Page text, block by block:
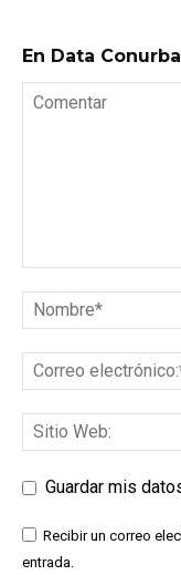
En Data
Guardar mis
Recibir un correo
entrada.